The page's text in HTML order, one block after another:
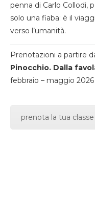
penna di Carlo Collodi,
solo una fiaba: è il
verso l’umanità.
Prenotazioni a partire
Pinocchio. Dalla
febbraio – maggio 2026
prenota la tua classe